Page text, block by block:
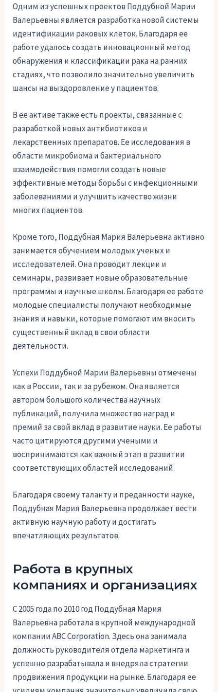
Одним из успешных проектов Поддубной Марии
Валерьевны является разработка новой системы
идентификации раковых клеток. Благодаря ее
работе удалось создать инновационный метод
обнаружения и классификации рака на ранних
стадиях, что позволило значительно увеличить
шансы на выздоровление у пациентов.
В ее активе также есть проекты, связанные с
разработкой новых антибиотиков и
лекарственных препаратов. Ее исследования в
области микробиома и бактериального
взаимодействия помогли создать новые
эффективные методы борьбы с инфекционными
заболеваниями и улучшить качество жизни
многих пациентов.
Кроме того, Поддубная Мария Валерьевна активно
занимается обучением молодых ученых и
исследователей. Она проводит лекции и
семинары, развивает новые образовательные
программы и научные школы. Благодаря ее работе
молодые специалисты получают необходимые
знания и навыки, которые помогают им вносить
существенный вклад в свои области
деятельности.
Успехи Поддубной Марии Валерьевны отмечены
как в России, так и за рубежом. Она является
автором большого количества научных
публикаций, получила множество наград и
премий за свой вклад в развитие науки. Ее работы
часто цитируются другими учеными и
воспринимаются как важный этап в развитии
соответствующих областей исследований.
Благодаря своему таланту и преданности науке,
Поддубная Мария Валерьевна продолжает вести
активную научную работу и достигать
впечатляющих результатов.
Работа в крупных
компаниях и организациях
С 2005 года по 2010 год Поддубная Мария
Валерьевна работала в крупной международной
компании ABC Corporation. Здесь она занимала
должность руководителя отдела маркетинга и
успешно разрабатывала и внедряла стратегии
продвижения продукции на рынке. Благодаря ее